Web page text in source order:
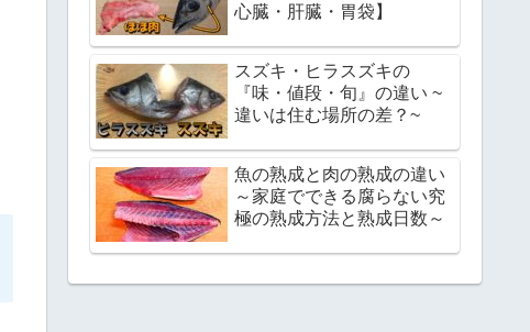
心臓・肝臓・胃袋】
スズキ・ヒラスズキの
『味・値段・旬』の違い ~
違いは住む場所の差？~
魚の熟成と肉の熟成の違い
～家庭でできる腐らない究
極の熟成方法と熟成日数～